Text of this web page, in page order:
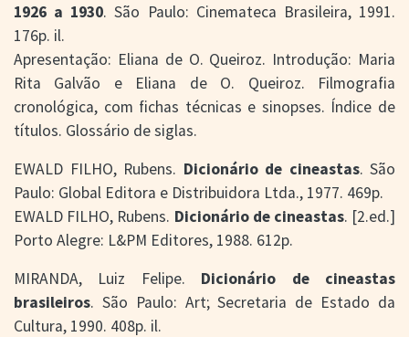
1926 a 1930. São Paulo: Cinemateca Brasileira, 1991.
176p. il.
Apresentação: Eliana de O. Queiroz. Introdução: Maria
Rita Galvão e Eliana de O. Queiroz. Filmografia
cronológica, com fichas técnicas e sinopses. Índice de
títulos. Glossário de siglas.
EWALD FILHO, Rubens. Dicionário de cineastas. São
Paulo: Global Editora e Distribuidora Ltda., 1977. 469p.
EWALD FILHO, Rubens. Dicionário de cineastas. [2.ed.]
Porto Alegre: L&PM Editores, 1988. 612p.
MIRANDA, Luiz Felipe. Dicionário de cineastas
brasileiros. São Paulo: Art; Secretaria de Estado da
Cultura, 1990. 408p. il.